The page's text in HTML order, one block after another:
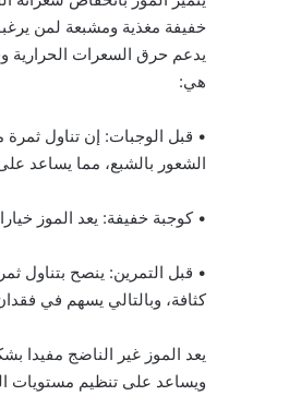
خفيفة مغذية ومشبعة لمن
يدعم حرق السعرات الحرارية
هي:
الشعور بالشبع، مما يساعد
• كوجبة خفيفة: يعد الموز
• قبل التمرين: ينصح بتناول
كثافة، وبالتالي يسهم في
يعد الموز غير الناضج مفيدا
ويساعد على تنظيم مستويات